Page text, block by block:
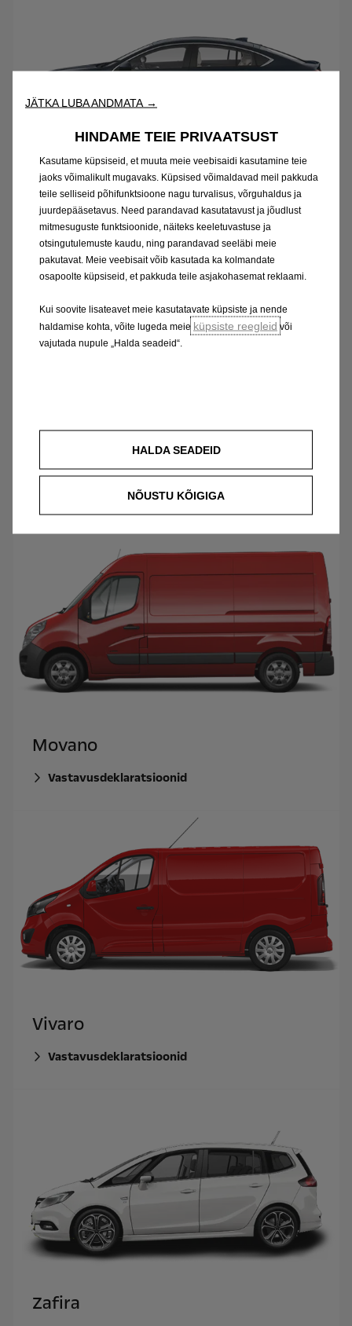
Insignia
Vastavusdeklaratsioonid
Mokka X
Vastavusdeklaratsioonid
Movano
Vastavusdeklaratsioonid
Vivaro
Vastavusdeklaratsioonid
Zafira
JÄTKA LUBA ANDMATA →
HINDAME TEIE PRIVAATSUST
Kasutame küpsiseid, et muuta meie veebisaidi kasutamine teie
jaoks võimalikult mugavaks. Küpsised võimaldavad meil pakkuda
teile selliseid põhifunktsioone nagu turvalisus, võrguhaldus ja
juurdepääsetavus. Need parandavad kasutatavust ja jõudlust
mitmesuguste funktsioonide, näiteks keeletuvastuse ja
otsingutulemuste kaudu, ning parandavad seeläbi meie
pakutavat. Meie veebisait võib kasutada ka kolmandate
osapoolte küpsiseid, et pakkuda teile asjakohasemat reklaami.
Kui soovite lisateavet meie kasutatavate küpsiste ja nende
haldamise kohta, võite lugeda meie küpsiste reegleid või
vajutada nupule „Halda seadeid“.
HALDA SEADEID
NÕUSTU KÕIGIGA